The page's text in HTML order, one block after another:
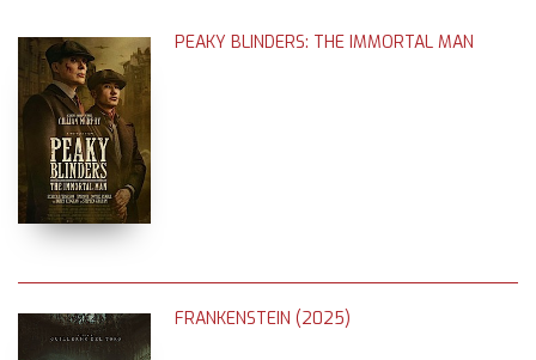
PEAKY BLINDERS: THE IMMORTAL MAN
FRANKENSTEIN (2025)